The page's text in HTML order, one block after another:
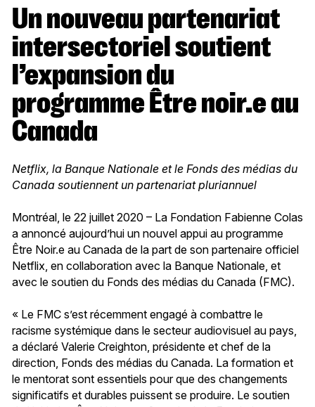
Un nouveau partenariat
intersectoriel soutient
l’expansion du
programme Être noir.e au
Canada
Netflix, la Banque Nationale et le Fonds des médias du
Canada soutiennent un partenariat pluriannuel
Montréal, le 22 juillet 2020 – La Fondation Fabienne Colas
a annoncé aujourd’hui un nouvel appui au programme
Être Noir.e au Canada de la part de son partenaire officiel
Netflix, en collaboration avec la Banque Nationale, et
avec le soutien du Fonds des médias du Canada (FMC).
« Le FMC s’est récemment engagé à combattre le
racisme systémique dans le secteur audiovisuel au pays,
a déclaré Valerie Creighton, présidente et chef de la
direction, Fonds des médias du Canada. La formation et
le mentorat sont essentiels pour que des changements
significatifs et durables puissent se produire. Le soutien